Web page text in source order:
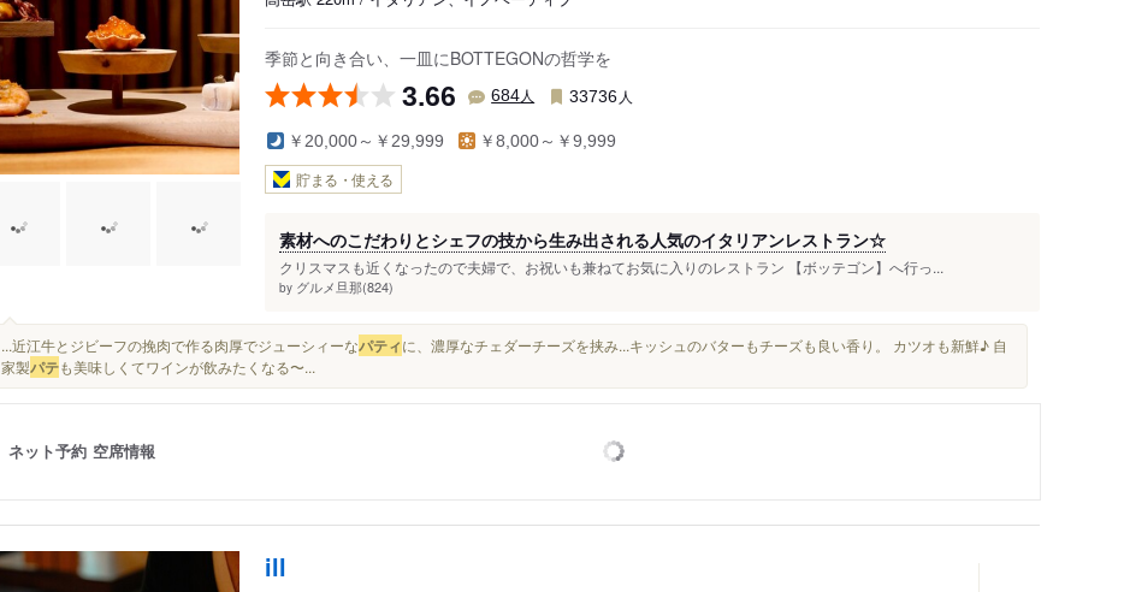
季節と向き合い、一皿にBOTTEGONの哲学を
3.66 684人 33736 人
￥20,000～￥29,999 ￥8,000～￥9,999
貯まる・使える
素材へのこだわりとシェフの技から生み出される人気のイタリアンレストラン☆
クリスマスも近くなったので夫婦で、お祝いも兼ねてお気に入りのレストラン 【ボッテゴン】へ行っ...
by グルメ旦那(824)
...近江牛とジビーフの挽肉で作る肉厚でジューシィーなパティに、濃厚なチェダーチーズを挟み...キッシュのバターもチーズも良い香り。 カツオも新鮮♪ 自
家製パテも美味しくてワインが飲みたくなる〜...
ネット予約 空席情報
ill